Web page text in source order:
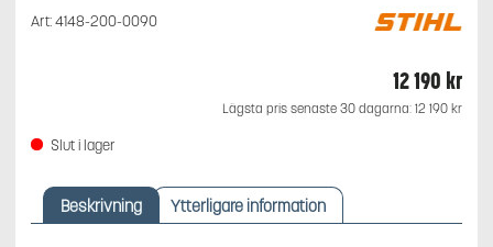
Art:4148-200-0090
12 190 kr
Lägsta pris senaste 30 dagarna: 12 190 kr
Slut i lager
Beskrivning Ytterligare information